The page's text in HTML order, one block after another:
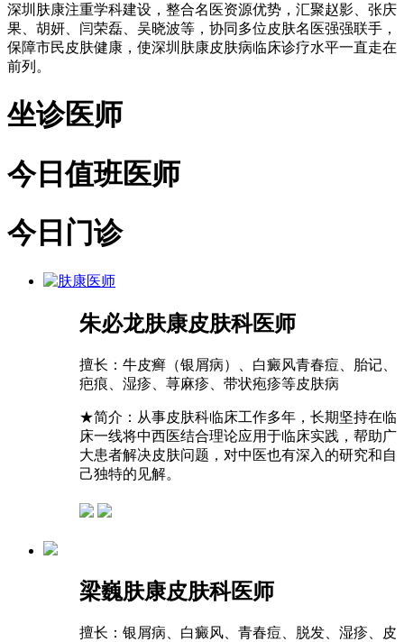
深圳肤康注重学科建设，整合名医资源优势，汇聚赵影、张庆
果、胡妍、闫荣磊、吴晓波等，协同多位皮肤名医强强联手，
保障市民皮肤健康，使深圳肤康皮肤病临床诊疗水平一直走在
前列。
坐诊医师
今日值班医师
今日门诊
朱必龙肤康皮肤科医师
擅长： 牛皮癣（银屑病）、白癜风青春痘、胎记、
疤痕、湿疹、荨麻疹、带状疱疹等皮肤病
★简介：从事皮肤科临床工作多年，长期坚持在临
床一线将中西医结合理论应用于临床实践，帮助广
大患者解决皮肤问题，对中医也有深入的研究和自
己独特的见解。
梁巍肤康皮肤科医师
擅长： 银屑病、白癜风、青春痘、脱发、湿疹、皮